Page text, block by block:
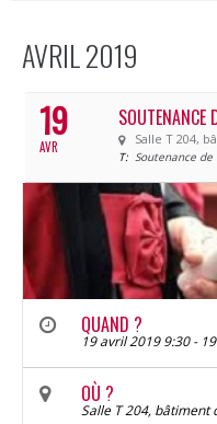
AVRIL 2019
19
AVR
SOUTENANCE
Salle T 204,
T: Soutenance de
QUAND ?
19 avril 2019 9:30 -
OÙ ?
Salle T 204, bâtiment